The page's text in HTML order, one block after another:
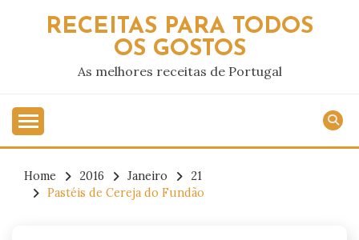
RECEITAS PARA TODOS
OS GOSTOS
As melhores receitas de Portugal
Home 2016 Janeiro
21
Pastéis de Cereja do Fundão